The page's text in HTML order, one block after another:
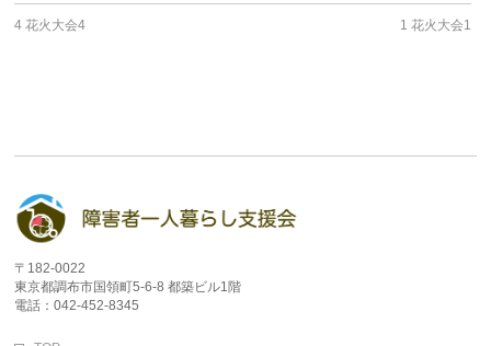
4 花火大会4 1 花火大会1
〒182-0022
東京都調布市国領町5-6-8 都築ビル1階
電話：042-452-8345